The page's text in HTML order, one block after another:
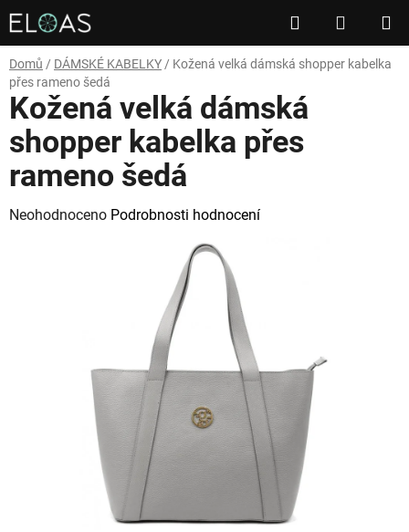
Přejít
na
obsah
Hledat
KOŠÍK
Domů / DÁMSKÉ KABELKY / Kožená velká dámská shopper kabelka
přes rameno šedá
Kožená velká dámská
shopper kabelka přes
rameno šedá
Průměrné
Neohodnoceno Podrobnosti hodnocení